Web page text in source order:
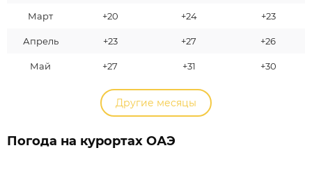
Март +20 +24 +23
Апрель +23 +27 +26
Май +27 +31 +30
Другие месяцы
Погода на курортах ОАЭ